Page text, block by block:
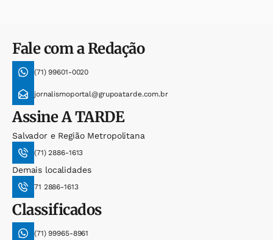
Fale com a Redação
(71) 99601-0020
jornalismoportal@grupoatarde.com.br
AssineA TARDE
Salvador e Região Metropolitana
(71) 2886-1613
Demais localidades
71 2886-1613
Classificados
(71) 99965-8961